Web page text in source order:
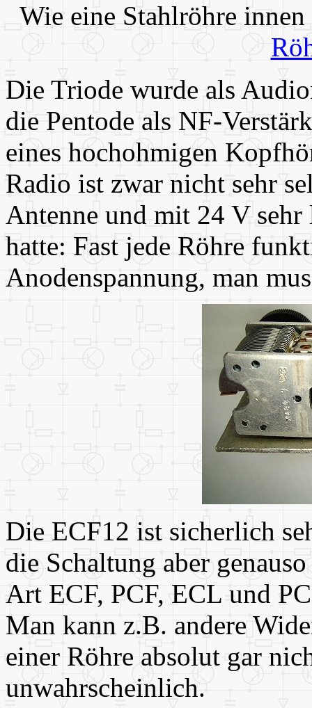
Wie eine Stahlröhre
Die Triode wurde als
die Pentode als NF-
eines hochohmigen
Radio ist zwar nicht sehr
Antenne und mit 24 V
hatte: Fast jede Röhre
Anodenspannung, man
Die ECF12 ist sicherlich
die Schaltung aber
Art ECF, PCF, ECL und
Man kann z.B. andere
einer Röhre absolut gar
unwahrscheinlich.